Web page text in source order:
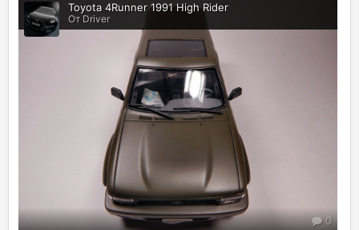
Toyota 4Runner 1991 High Rider
От Driver
0